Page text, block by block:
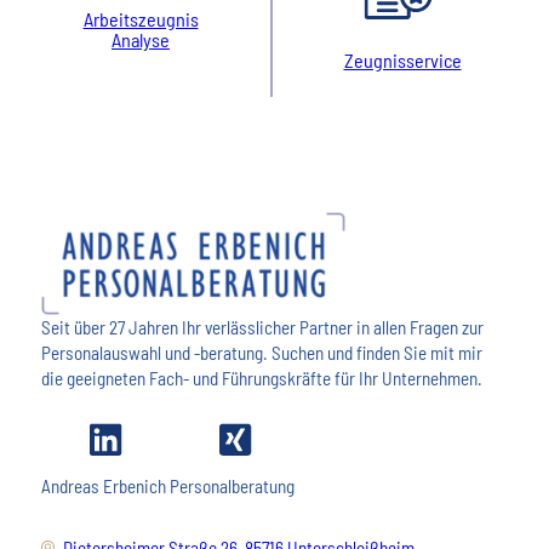
Arbeitszeugnis
Analyse
Zeugnisservice
Seit über 27 Jahren Ihr verlässlicher Partner in allen Fragen zur
Personalauswahl und -beratung. Suchen und finden Sie mit mir
die geeigneten Fach- und Führungskräfte für Ihr Unternehmen.
Andreas Erbenich Personalberatung